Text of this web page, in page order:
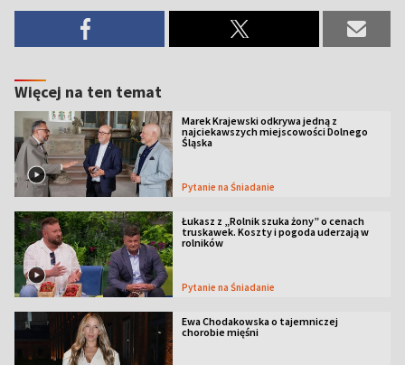
Więcej na ten temat
Marek Krajewski odkrywa jedną z
najciekawszych miejscowości Dolnego
Śląska
Pytanie na Śniadanie
Łukasz z „Rolnik szuka żony” o cenach
truskawek. Koszty i pogoda uderzają w
rolników
Pytanie na Śniadanie
Ewa Chodakowska o tajemniczej
chorobie mięśni